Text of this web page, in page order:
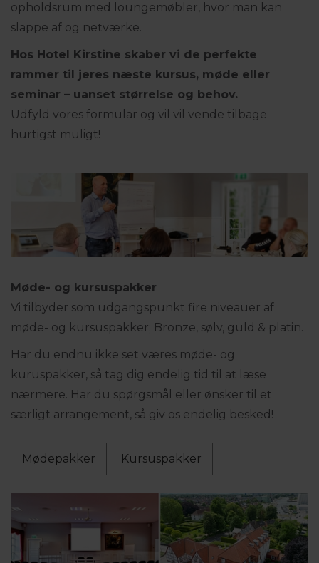
opholdsrum med loungemøbler, hvor man kan
slappe af og netværke.
Hos Hotel Kirstine skaber vi de perfekte
rammer til jeres næste kursus, møde eller
seminar – uanset størrelse og behov.
Udfyld vores formular og vil vil vende tilbage
hurtigst muligt!
Møde- og kursuspakker
Vi tilbyder som udgangspunkt fire niveauer af
møde- og kursuspakker; Bronze, sølv, guld & platin.
Har du endnu ikke set væres møde- og
kuruspakker, så tag dig endelig tid til at læse
nærmere. Har du spørgsmål eller ønsker til et
særligt arrangement, så giv os endelig besked!
Mødepakker Kursuspakker